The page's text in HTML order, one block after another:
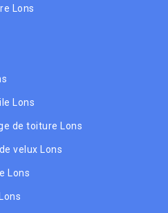
Lons
Lons
de toiture Lons
velux Lons
Lons